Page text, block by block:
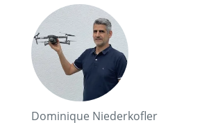
Dominique Niederkofler